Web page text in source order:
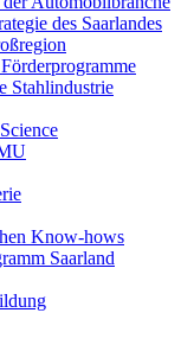
des Saarlandes
Stahlindustrie
Know-hows
Saarland